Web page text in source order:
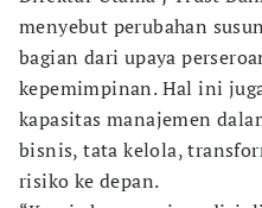
menyebut perubahan
bagian dari upaya
kepemimpinan. Hal ini
kapasitas manajemen
bisnis, tata kelola,
risiko ke depan.